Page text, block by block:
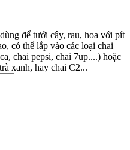
để tưới cây, rau, hoa với pít
có thể lắp vào các loại chai
chai pepsi, chai 7up....) hoặc
xanh, hay chai C2...